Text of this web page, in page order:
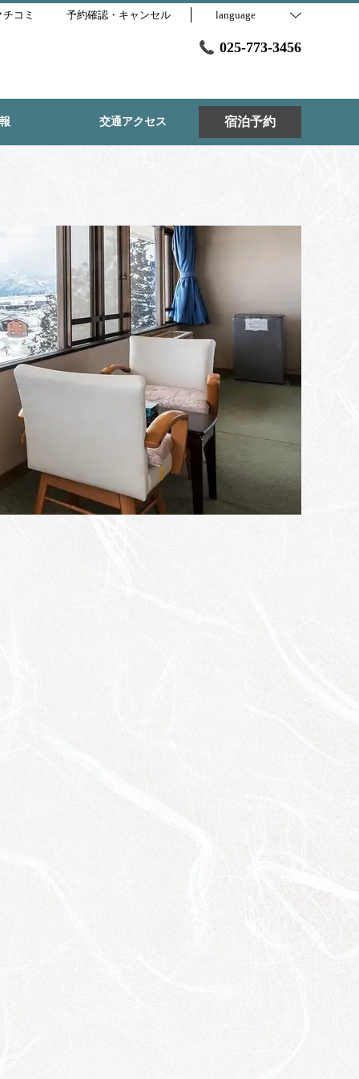
チコミ 予約確認・キャンセル language
025-773-3456
交通アクセス 宿泊予約